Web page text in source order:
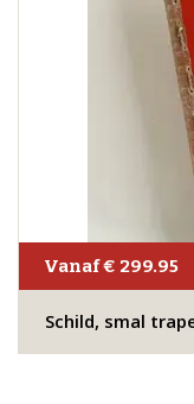
Vanaf € 299.95
Schild, smal